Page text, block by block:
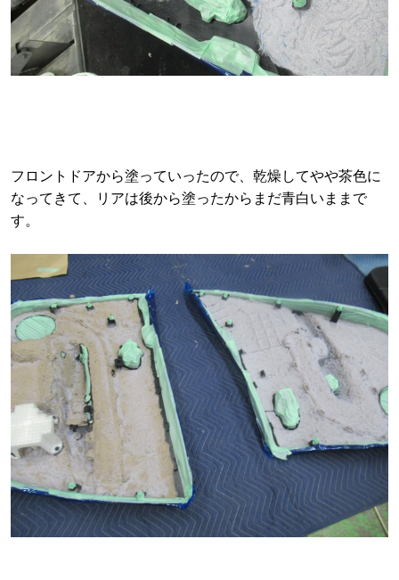
フロントドアから塗っていったので、乾燥してやや茶色に
なってきて、リアは後から塗ったからまだ青白いままで
す。